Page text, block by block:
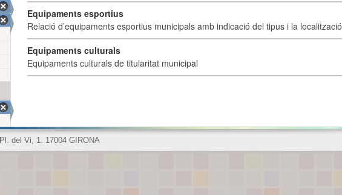
Equipaments esportius
Relació d’equipaments esportius municipals amb indicació del tipus i la localització
Equipaments culturals
Equipaments culturals de titularitat municipal
Pl. del Vi, 1. 17004 GIRONA